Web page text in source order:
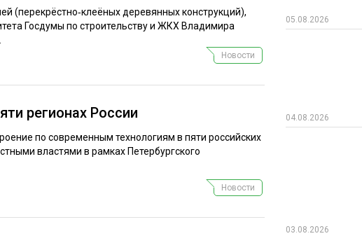
(перекрёстно‑клеёных деревянных конструкций),
Госдумы по строительству и ЖКХ Владимира
Новости
регионах России
по современным технологиям в пяти российских
властями в рамках Петербургского
Новости
05.08.2026
04.08.2026
03.08.2026